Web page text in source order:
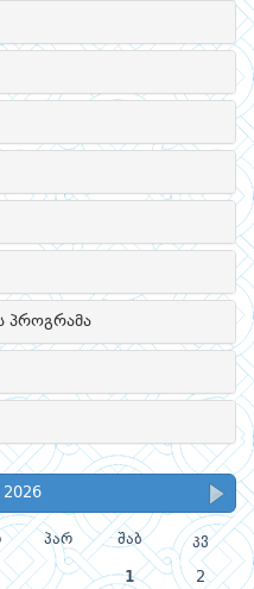
პროგრამა
2026
პარ შაბ კვ
1 2